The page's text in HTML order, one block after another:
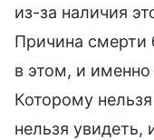
из-за наличия
Причина смерти
в этом, и
Которому
нельзя увидеть,